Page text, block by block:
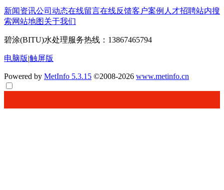
新闻资讯公司动态在线留言在线反馈客户案例 人才招聘站内搜
索网站地图关于我们
碧涂(BITU)水处理服务热线：13867465794
电脑版|触屏版
Powered by MetInfo 5.3.15 ©2008-2026 www.metinfo.cn